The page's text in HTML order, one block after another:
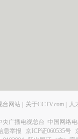
台网站 | 关于CCTV.com | 人
央广播电视总台 中国网络
息举报
京ICP证060535号